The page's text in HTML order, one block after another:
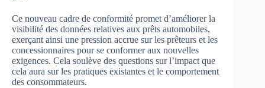
Ce nouveau cadre de conformité promet d’améliorer la
visibilité des données relatives aux prêts automobiles,
exerçant ainsi une pression accrue sur les prêteurs et les
concessionnaires pour se conformer aux nouvelles
exigences. Cela soulève des questions sur l’impact que
cela aura sur les pratiques existantes et le comportement
des consommateurs.